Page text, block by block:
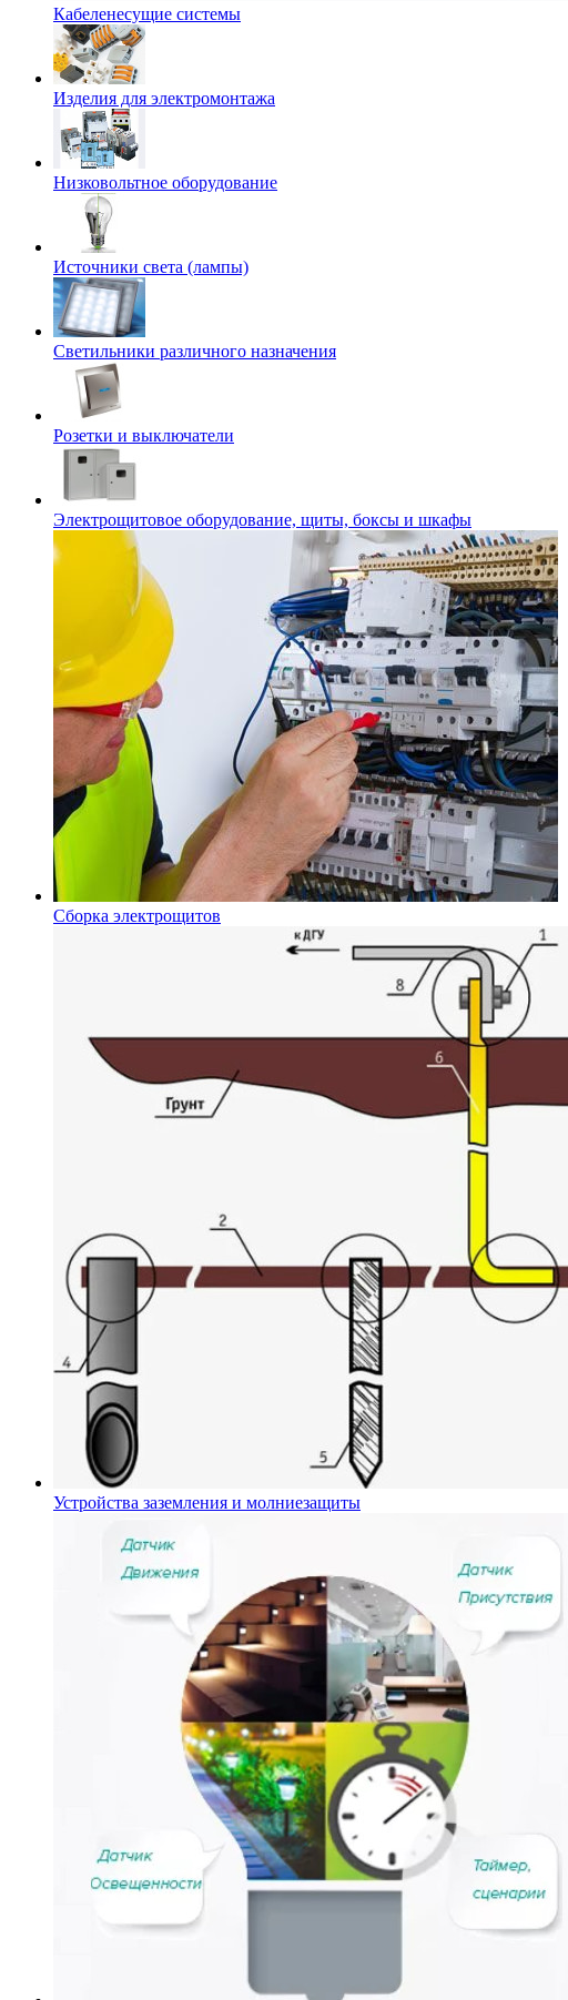
Кабеленесущие системы
Изделия для электромонтажа
Низковольтное оборудование
Источники света (лампы)
Светильники различного назначения
Розетки и выключатели
Электрощитовое оборудование, щиты, боксы и шкафы
Сборка электрощитов
Устройства заземления и молниезащиты